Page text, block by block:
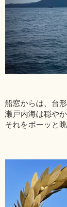
船窓からは、台
瀬戸内海は穏や
それをボーッと